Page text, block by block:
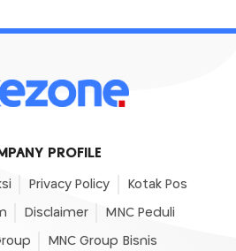
PROFILE
Privacy Policy Kotak Pos
Disclaimer MNC Peduli
MNC Group Bisnis